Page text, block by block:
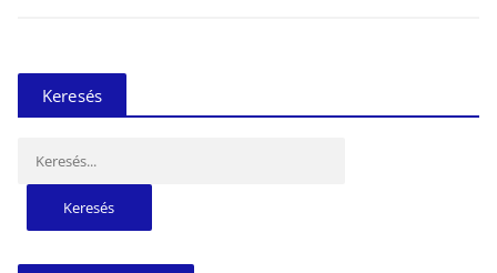
Keresés